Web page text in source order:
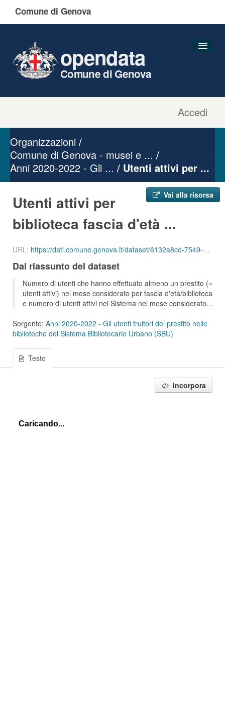
Comune di Genova
Accedi
opendata
Comune di Genova
Gruppi
Informazioni
Organizzazioni
Comune di Genova - musei e ...
Anni 2020-2022 - Gli ...
Utenti attivi per ...
Vai alla risorsa
Utenti attivi per
biblioteca fascia d'età ...
URL: https://dati.comune.genova.it/dataset/6132a8cd-7549-4c9d-8613-d075f5f547d2/resource/2f9d1729-3f40-45d9-893e-d1d5071bcd6b/download/ute_attivi_fet_55_64_bib_sbu_01_202202.json
Dal riassunto del dataset
Numero di utenti che hanno effettuato almeno un prestito (=
utenti attivi) nel mese considerato per fascia d'età/biblioteca
e numero di utenti attivi nel Sistema nel mese considerato...
Sorgente: Anni 2020-2022 - Gli utenti fruitori del prestito nelle
biblioteche del Sistema Bibliotecario Urbano (SBU)
Testo
Incorpora